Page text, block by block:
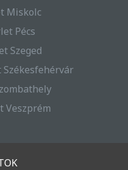
Miskolc
Pécs
Szeged
Veszprém